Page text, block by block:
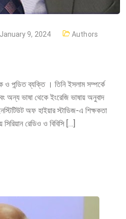
January 9, 2024 Authors
পন্ডিত ব্যক্তি । তিনি ইসলাম সম্পর্কে
অন্য ভাষা থেকে ইংরেজি ভাষায় অনুবাদ
অফ হাইয়ার স্টাডিজ-এ শিক্ষকতা
রেডিও ও বিবিসি […]